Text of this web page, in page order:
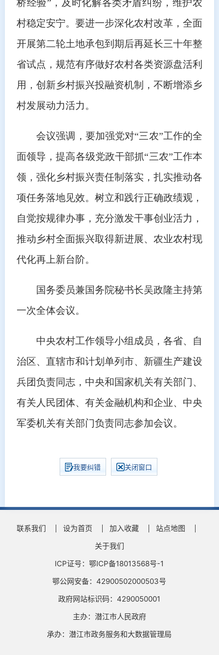
桥经验”，及时化解各类矛盾纠纷，维护农
村稳定安宁。要进一步深化农村改革，全面
开展第二轮土地承包到期后再延长三十年整
省试点，规范有序做好农村各类资源盘活利
用，创新乡村振兴投融资机制，不断增添乡
村发展动力活力。
会议强调，要加强党对“三农”工作的全
面领导，提高各级党政干部抓“三农”工作本
领，强化乡村振兴责任制落实，扎实推动各
项任务落地见效。树立和践行正确政绩观，
自觉按规律办事，充分激发干事创业活力，
推动乡村全面振兴取得新进展、农业农村现
代化再上新台阶。
国务委员兼国务院秘书长吴政隆主持第
一次全体会议。
中央农村工作领导小组成员，各省、自
治区、直辖市和计划单列市、新疆生产建设
兵团负责同志，中央和国家机关有关部门、
有关人民团体、有关金融机构和企业、中央
军委机关有关部门负责同志参加会议。
我要纠错 关闭窗口
联系我们 设为首页 加入收藏
站点地图
关于我们
ICP证号：鄂ICP备18013568号-1
鄂公网安备：42900502000503号
政府网站标识码：4290050001
主办：潜江市人民政府
承办：潜江市政务服务和大数据管理局